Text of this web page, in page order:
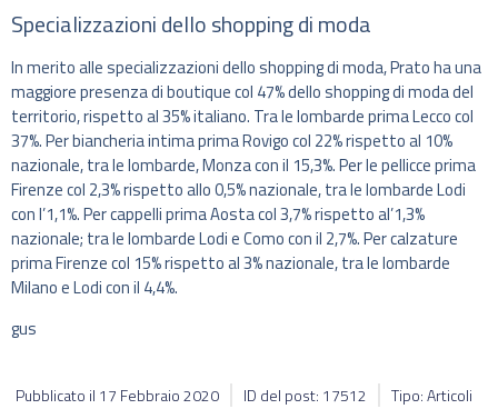
Specializzazioni dello shopping di moda
In merito alle specializzazioni dello shopping di moda, Prato ha una
maggiore presenza di boutique col 47% dello shopping di moda del
territorio, rispetto al 35% italiano. Tra le lombarde prima Lecco col
37%. Per biancheria intima prima Rovigo col 22% rispetto al 10%
nazionale, tra le lombarde, Monza con il 15,3%. Per le pellicce prima
Firenze col 2,3% rispetto allo 0,5% nazionale, tra le lombarde Lodi
con l’1,1%. Per cappelli prima Aosta col 3,7% rispetto al’1,3%
nazionale; tra le lombarde Lodi e Como con il 2,7%. Per calzature
prima Firenze col 15% rispetto al 3% nazionale, tra le lombarde
Milano e Lodi con il 4,4%.
gus
Pubblicato il 17 Febbraio 2020 ID del post: 17512 Tipo: Articoli